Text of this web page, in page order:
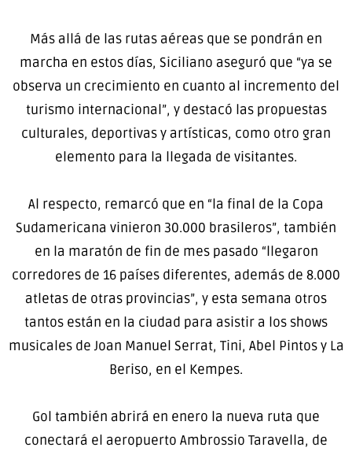
Más allá de las rutas aéreas que se pondrán en
marcha en estos días, Siciliano aseguró que “ya se
observa un crecimiento en cuanto al incremento del
turismo internacional”, y destacó las propuestas
culturales, deportivas y artísticas, como otro gran
elemento para la llegada de visitantes.
Al respecto, remarcó que en “la final de la Copa
Sudamericana vinieron 30.000 brasileros”, también
en la maratón de fin de mes pasado “llegaron
corredores de 16 países diferentes, además de 8.000
atletas de otras provincias”, y esta semana otros
tantos están en la ciudad para asistir a los shows
musicales de Joan Manuel Serrat, Tini, Abel Pintos y La
Beriso, en el Kempes.
Gol también abrirá en enero la nueva ruta que
conectará el aeropuerto Ambrossio Taravella, de